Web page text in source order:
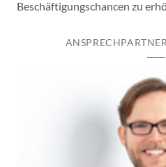
Beschäftigungschancen zu